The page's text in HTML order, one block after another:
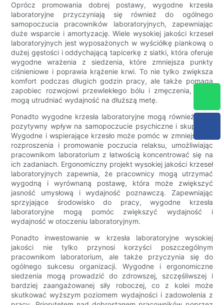
Oprócz promowania dobrej postawy, wygodne krzesła
laboratoryjne przyczyniają się również do ogólnego
samopoczucia pracowników laboratoryjnych, zapewniając
duże wsparcie i amortyzację. Wiele wysokiej jakości krzeseł
laboratoryjnych jest wyposażonych w wyściółkę piankową o
dużej gęstości i oddychającą tapicerkę z siatki, która oferuje
wygodne wrażenia z siedzenia, które zmniejsza punkty
ciśnieniowe i poprawia krążenie krwi. To nie tylko zwiększa
komfort podczas długich godzin pracy, ale także pomaga
zapobiec rozwojowi przewlekłego bólu i zmęczenia, które
mogą utrudniać wydajność na dłuższą metę.
Ponadto wygodne krzesła laboratoryjne mogą również mieć
pozytywny wpływ na samopoczucie psychiczne i skupienie.
Wygodne i wspierające krzesło może pomóc w zmniejszeniu
rozproszenia i promowanie poczucia relaksu, umożliwiając
pracownikom laboratorium z łatwością koncentrować się na
ich zadaniach. Ergonomiczny projekt wysokiej jakości krzeseł
laboratoryjnych zapewnia, że ​​pracownicy mogą utrzymać
wygodną i wyrównaną postawę, która może zwiększyć
jasność umysłową i wydajność poznawczą. Zapewniając
sprzyjające środowisko do pracy, wygodne krzesła
laboratoryjne mogą pomóc zwiększyć wydajność i
wydajność w otoczeniu laboratoryjnym.
Ponadto inwestowanie w krzesła laboratoryjne wysokiej
jakości nie tylko przynosi korzyści poszczególnym
pracownikom laboratorium, ale także przyczynia się do
ogólnego sukcesu organizacji. Wygodne i ergonomiczne
siedzenia mogą prowadzić do zdrowszej, szczęśliwszej i
bardziej zaangażowanej siły roboczej, co z kolei może
skutkować wyższym poziomem wydajności i zadowolenia z